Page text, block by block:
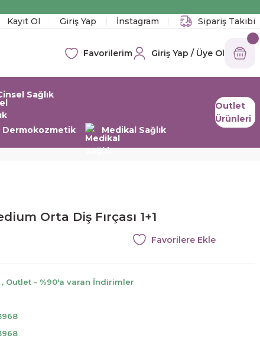
Kayıt Ol Giriş Yap İnstagram Sipariş Takibi
Favorilerim Giriş Yap / Üye Ol
Sağlık
Dermokozmetik Medikal Sağlık
Outlet
Ürünleri
Orta Diş Fırçası 1+1
, Outlet - %90'a varan İndirimler